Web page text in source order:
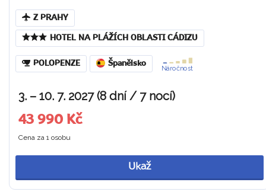
Z PRAHY
HOTEL NA PLÁŽÍCH OBLASTI CÁDIZU
POLOPENZE Španělsko
Náročnost
3. – 10. 7. 2027 (8 dní / 7 nocí)
43 990 Kč
Cena za 1 osobu
Ukaž